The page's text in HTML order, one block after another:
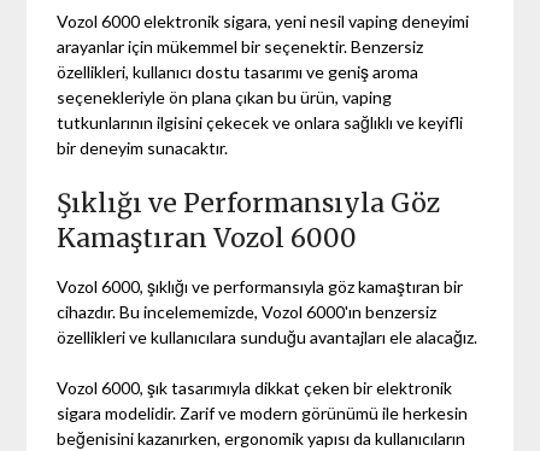
Vozol 6000 elektronik sigara, yeni nesil vaping deneyimi
arayanlar için mükemmel bir seçenektir. Benzersiz
özellikleri, kullanıcı dostu tasarımı ve geniş aroma
seçenekleriyle ön plana çıkan bu ürün, vaping
tutkunlarının ilgisini çekecek ve onlara sağlıklı ve keyifli
bir deneyim sunacaktır.
Şıklığı ve Performansıyla Göz
Kamaştıran Vozol 6000
Vozol 6000, şıklığı ve performansıyla göz kamaştıran bir
cihazdır. Bu incelememizde, Vozol 6000'ın benzersiz
özellikleri ve kullanıcılara sunduğu avantajları ele alacağız.
Vozol 6000, şık tasarımıyla dikkat çeken bir elektronik
sigara modelidir. Zarif ve modern görünümü ile herkesin
beğenisini kazanırken, ergonomik yapısı da kullanıcıların